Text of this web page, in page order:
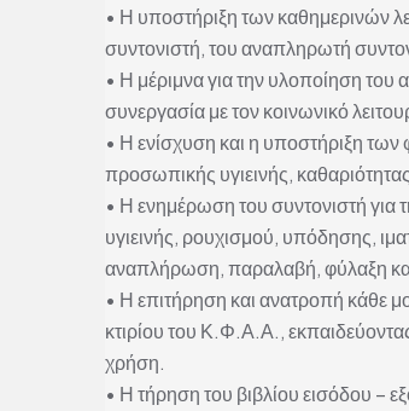
• Η υποστήριξη των καθημερινών
συντονιστή, του αναπληρωτή
• Η μέριμνα για την υλοποίηση
συνεργασία με τον κοινωνικό
• Η ενίσχυση και η υποστήριξη
προσωπικής υγιεινής,
• Η ενημέρωση του συντονιστή
υγιεινής, ρουχισμού, υπόδησης,
αναπλήρωση, παραλαβή, φύλαξη
• Η επιτήρηση και ανατροπή κάθε
κτιρίου του Κ.Φ.Α.Α.,
χρήση.
• Η τήρηση του βιβλίου εισόδου –